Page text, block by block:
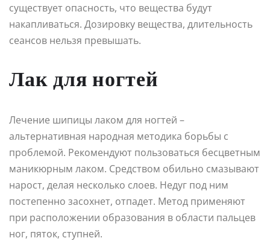
существует опасность, что вещества будут
накапливаться. Дозировку вещества, длительность
сеансов нельзя превышать.
Лак для ногтей
Лечение шипицы лаком для ногтей –
альтернативная народная методика борьбы с
проблемой. Рекомендуют пользоваться бесцветным
маникюрным лаком. Средством обильно смазывают
нарост, делая несколько слоев. Недуг под ним
постепенно засохнет, отпадет. Метод применяют
при расположении образования в области пальцев
ног, пяток, ступней.